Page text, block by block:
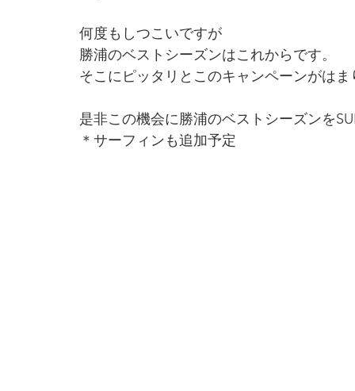
何度もしつこいですが
勝浦のベストシーズンはこれからです。
そこにピッタリとこのキャンペーンがは
是非この機会に勝浦のベストシーズンを
＊サーフィンも追加予定